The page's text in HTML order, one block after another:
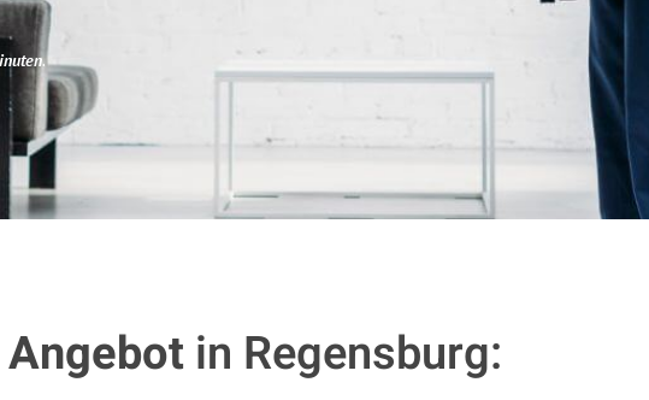
.
in Regensburg: